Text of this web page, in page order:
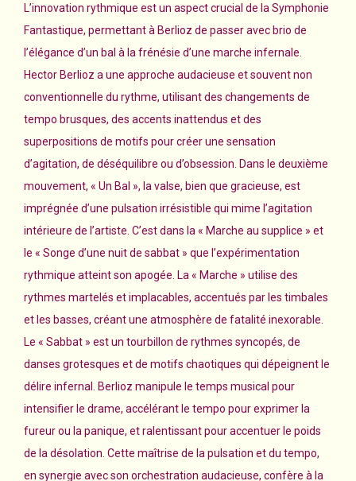
L’innovation rythmique est un aspect crucial de la Symphonie
Fantastique, permettant à Berlioz de passer avec brio de
l’élégance d’un bal à la frénésie d’une marche infernale.
Hector Berlioz a une approche audacieuse et souvent non
conventionnelle du rythme, utilisant des changements de
tempo brusques, des accents inattendus et des
superpositions de motifs pour créer une sensation
d’agitation, de déséquilibre ou d’obsession. Dans le deuxième
mouvement, « Un Bal », la valse, bien que gracieuse, est
imprégnée d’une pulsation irrésistible qui mime l’agitation
intérieure de l’artiste. C’est dans la « Marche au supplice » et
le « Songe d’une nuit de sabbat » que l’expérimentation
rythmique atteint son apogée. La « Marche » utilise des
rythmes martelés et implacables, accentués par les timbales
et les basses, créant une atmosphère de fatalité inexorable.
Le « Sabbat » est un tourbillon de rythmes syncopés, de
danses grotesques et de motifs chaotiques qui dépeignent le
délire infernal. Berlioz manipule le temps musical pour
intensifier le drame, accélérant le tempo pour exprimer la
fureur ou la panique, et ralentissant pour accentuer le poids
de la désolation. Cette maîtrise de la pulsation et du tempo,
en synergie avec son orchestration audacieuse, confère à la